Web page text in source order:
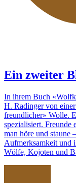
Ein zweiter
In ihrem Buch
H. Radinger von
freundlicher» Wolle.
spezialisiert. Freunde
man höre und
Aufmerksamkeit und
Wölfe, Kojoten und